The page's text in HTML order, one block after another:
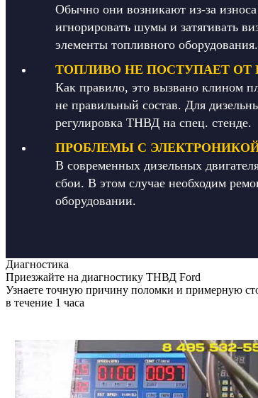
Обычно они возникают из-за
игнорировать шумы и затягивать
элементы топливного оборудования.
ТОПЛИВО НЕ ПОСТУПАЕТ
Как правило, это вызвано клином
не правильный состав. Для
регулировка ТНВД на спец. стенде.
ПРОБЛЕМЫ С
В современных дизельных
сбои. В этом случае необходим
оборудовании.
Диагностика
Приезжайте на диагностику ТНВД Ford
Узнаете точную причину поломки и примерную
в течение 1 часа